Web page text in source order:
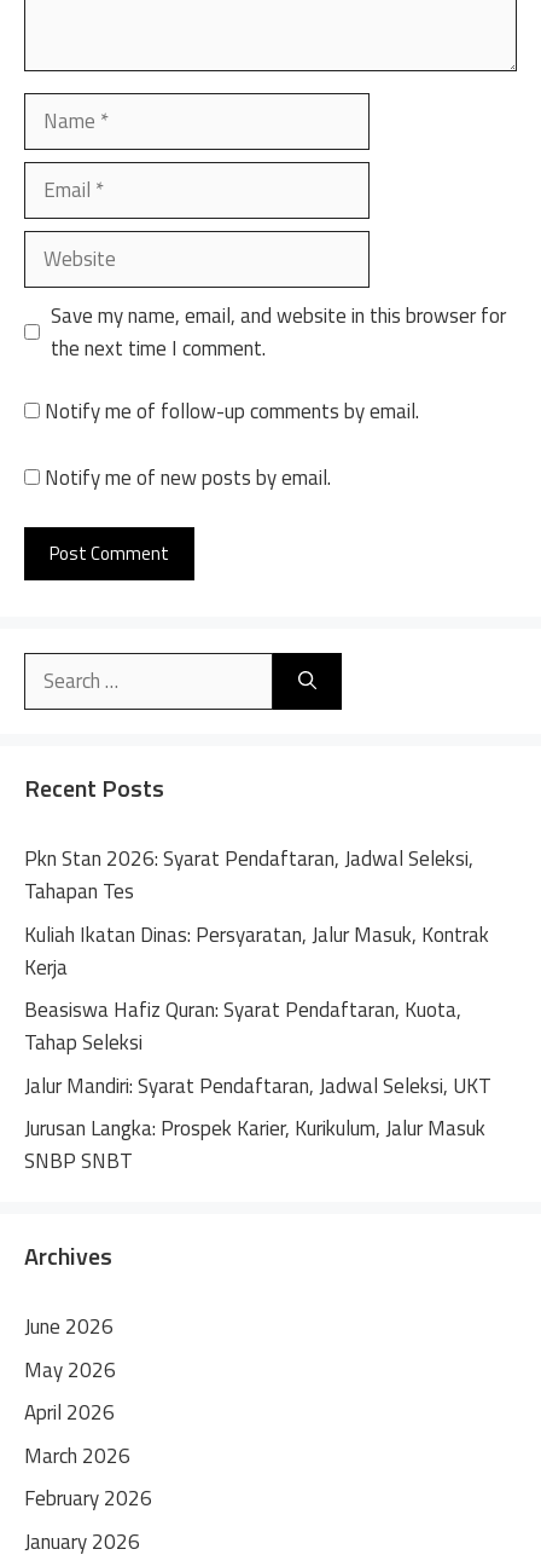
Name
Email
Website
Save my name, email, and website in this browser for
the next time I comment.
Notify me of follow-up comments by email.
Notify me of new posts by email.
e
a
i
v
e
:
Search
Recent Posts
Pkn Stan 2026: Syarat Pendaftaran, Jadwal Seleksi,
Tahapan Tes
Kuliah Ikatan Dinas: Persyaratan, Jalur Masuk, Kontrak
Kerja
Beasiswa Hafiz Quran: Syarat Pendaftaran, Kuota,
Tahap Seleksi
Jalur Mandiri: Syarat Pendaftaran, Jadwal Seleksi, UKT
Jurusan Langka: Prospek Karier, Kurikulum, Jalur Masuk
SNBP SNBT
Archives
June 2026
May 2026
April 2026
March 2026
February 2026
January 2026